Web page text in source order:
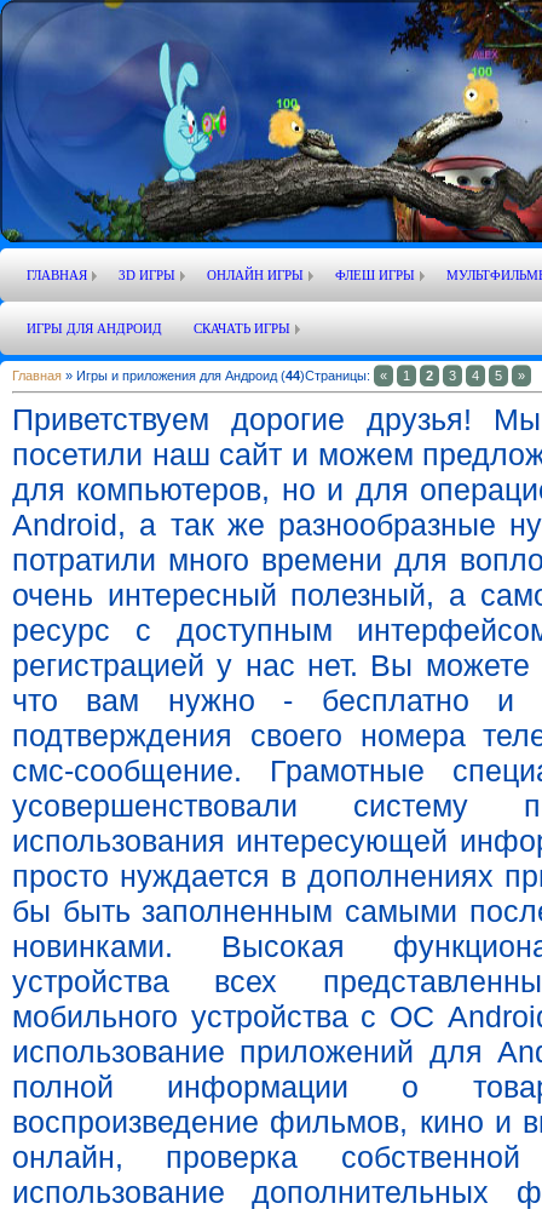
ГЛАВНАЯ 3D ИГРЫ ОНЛАЙН ИГРЫ ФЛЕШ ИГРЫ
ИГРЫ ДЛЯ АНДРОИД СКАЧАТЬ ИГРЫ
Главная » Игры и приложения для Андроид (44)Страницы: « 1 2 3 4 5 »
Приветствуем дорогие друзья!
посетили наш сайт и можем
для компьютеров, но и для
Android, а так же разнообразные
потратили много времени для
очень интересный полезный, а
ресурс с доступным
регистрацией у нас нет. Вы можете
что вам нужно - бесплатно и
подтверждения своего номера
смс-сообщение. Грамотные
усовершенствовали систему
использования интересующей
просто нуждается в дополнениях
бы быть заполненным самыми
новинками. Высокая
устройства всех
мобильного устройства с ОС
использование приложений для
полной информации о
воспроизведение фильмов, кино и
онлайн, проверка
использование дополнительных